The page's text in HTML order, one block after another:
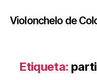
Violonchelo de
Etiqueta: